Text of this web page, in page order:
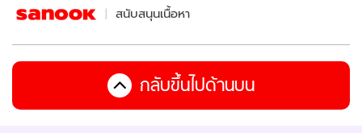
สนับสนุนเนื้อหา
กลับขึ้นไปด้านบน